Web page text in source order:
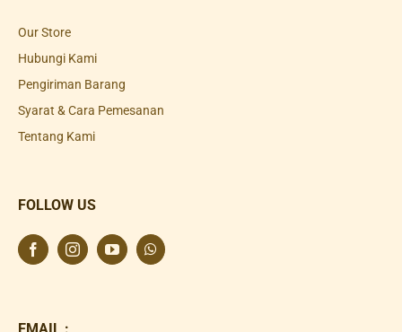
Our Store
Hubungi Kami
Pengiriman Barang
Syarat & Cara Pemesanan
Tentang Kami
FOLLOW US